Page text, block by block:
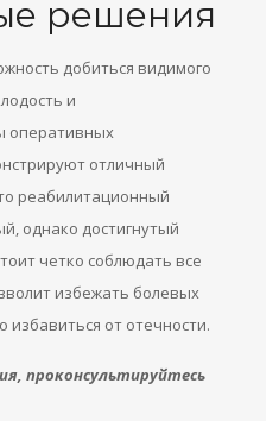
решения
добиться видимого
и
оперативных
отличный
реабилитационный
однако достигнутый
четко соблюдать все
избежать болевых
от отечности.
проконсультируйтесь